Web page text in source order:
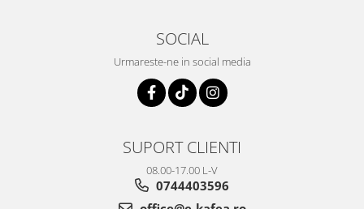
SOCIAL
Urmareste-ne in social media
SUPORT CLIENTI
08.00-17.00 L-V
0744403596